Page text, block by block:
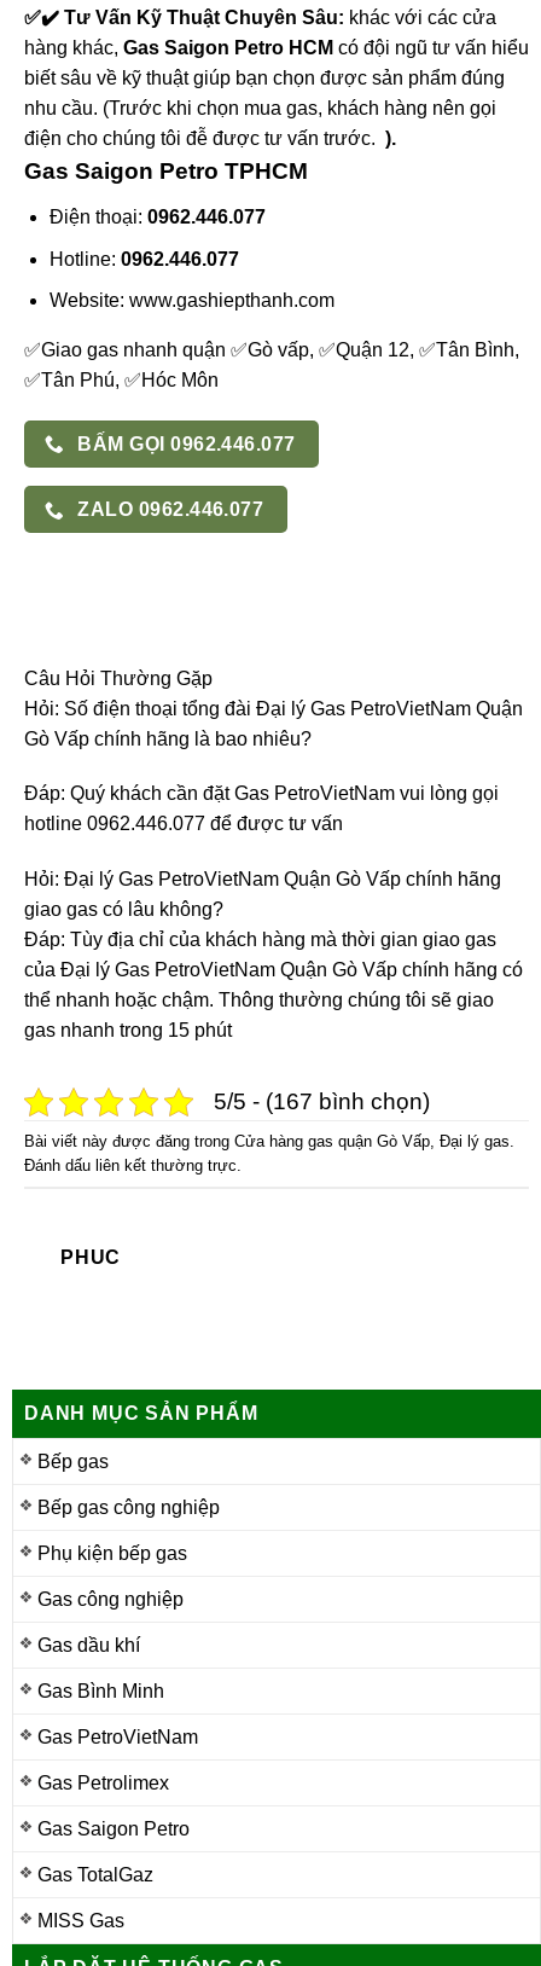
✅✔️ Tư Vấn Kỹ Thuật Chuyên Sâu: khác với các cửa
hàng khác, Gas Saigon Petro HCM có đội ngũ tư vấn hiểu
biết sâu về kỹ thuật giúp bạn chọn được sản phẩm đúng
nhu cầu. (Trước khi chọn mua gas, khách hàng nên gọi
điện cho chúng tôi đễ được tư vấn trước. ).
Gas Saigon Petro TPHCM
Điện thoại: 0962.446.077
Hotline: 0962.446.077
Website: www.gashiepthanh.com
✅Giao gas nhanh quận ✅Gò vấp, ✅Quận 12, ✅Tân Bình,
✅Tân Phú, ✅Hóc Môn
BẤM GỌI 0962.446.077
ZALO 0962.446.077
Câu Hỏi Thường Gặp
Hỏi: Số điện thoại tổng đài Đại lý Gas PetroVietNam Quận
Gò Vấp chính hãng là bao nhiêu?
Đáp: Quý khách cần đặt Gas PetroVietNam vui lòng gọi
hotline 0962.446.077 để được tư vấn
Hỏi: Đại lý Gas PetroVietNam Quận Gò Vấp chính hãng
giao gas có lâu không?
Đáp: Tùy địa chỉ của khách hàng mà thời gian giao gas
của Đại lý Gas PetroVietNam Quận Gò Vấp chính hãng có
thể nhanh hoặc chậm. Thông thường chúng tôi sẽ giao
gas nhanh trong 15 phút
5/5 - (167 bình chọn)
Bài viết này được đăng trong Cửa hàng gas quận Gò Vấp Đại lý gas
Đánh dấu liên kết thường trực
PHUC
DANH MỤC SẢN PHẨM
Bếp gas
Bếp gas công nghiệp
Phụ kiện bếp gas
Gas công nghiệp
Gas dầu khí
Gas Bình Minh
Gas PetroVietNam
Gas Petrolimex
Gas Saigon Petro
Gas TotalGaz
MISS Gas